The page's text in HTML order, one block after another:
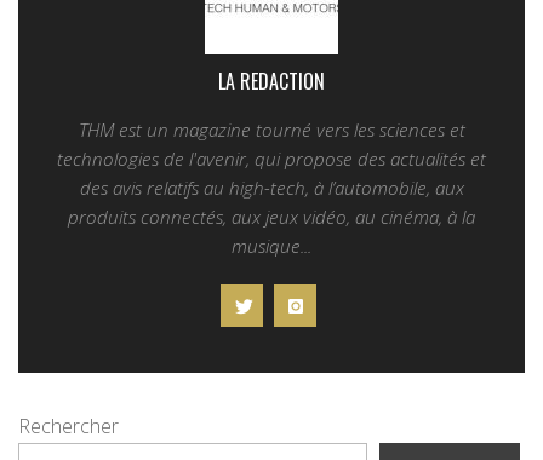
LA REDACTION
THM est un magazine tourné vers les sciences et
technologies de l'avenir, qui propose des actualités et
des avis relatifs au high-tech, à l’automobile, aux
produits connectés, aux jeux vidéo, au cinéma, à la
musique...
Rechercher